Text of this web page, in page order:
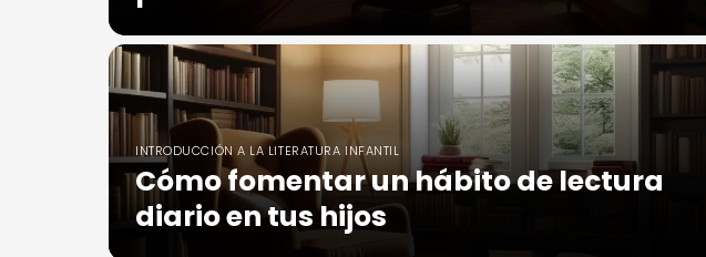
INTRODUCCIÓN A LA LITERATURA INFANTIL
Cómo fomentar un hábito de lectura
diario en tus hijos